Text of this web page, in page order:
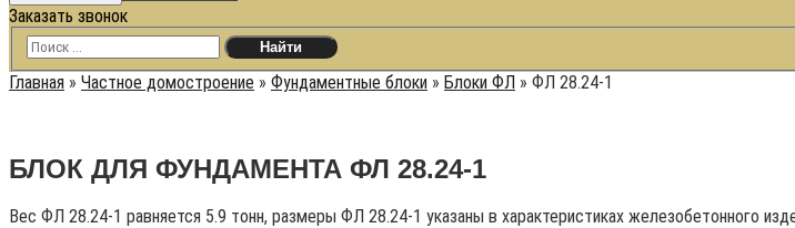
Заказать звонок
Главная » Частное домостроение » Фундаментные блоки » Блоки ФЛ » ФЛ 28.24-1
БЛОК ДЛЯ ФУНДАМЕНТА ФЛ 28.24-1
Вес ФЛ 28.24-1 равняется 5.9 тонн, размеры ФЛ 28.24-1 указаны в характеристиках железобетонного